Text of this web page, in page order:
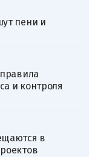
пени и
и контроля
в